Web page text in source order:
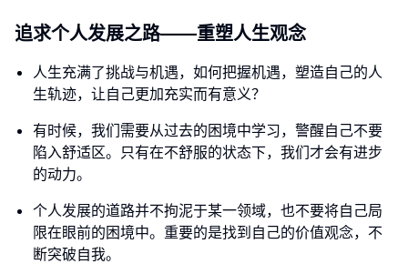
追求个人发展之路——重塑人生观念
人生充满了挑战与机遇，如何把握机遇，塑造自己的人
生轨迹，让自己更加充实而有意义？
有时候，我们需要从过去的困境中学习，警醒自己不要
陷入舒适区。只有在不舒服的状态下，我们才会有进步
的动力。
个人发展的道路并不拘泥于某一领域，也不要将自己局
限在眼前的困境中。重要的是找到自己的价值观念，不
断突破自我。